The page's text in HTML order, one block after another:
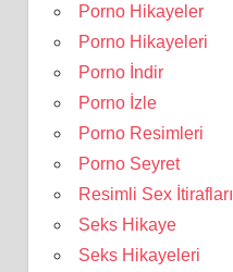
Porno Hikayeler
Porno Hikayeleri
Porno İndir
Porno İzle
Porno Resimleri
Porno Seyret
Resimli Sex İtirafları
Seks Hikaye
Seks Hikayeleri